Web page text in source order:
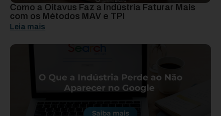
Como a Oitavus Faz a Indústria Faturar Mais
com os Métodos MAV e TPI
Leia mais